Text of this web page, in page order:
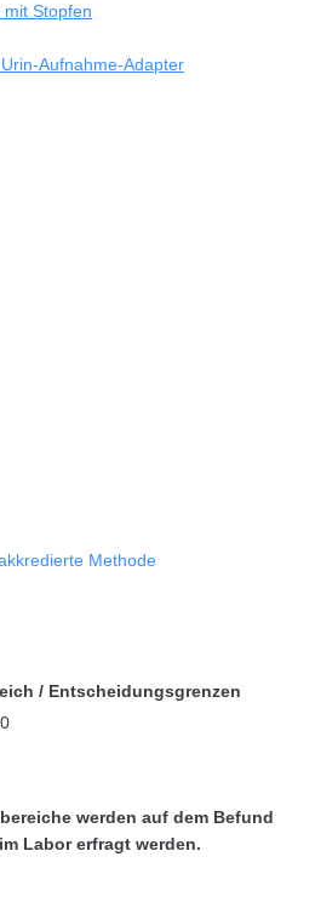
Stopfen
Aufnahme-Adapter
Methode
/ Entscheidungsgrenzen
werden auf dem Befund
Labor erfragt werden.